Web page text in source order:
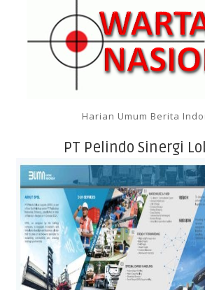
Harian Umum Berita
PT Pelindo Sinergi